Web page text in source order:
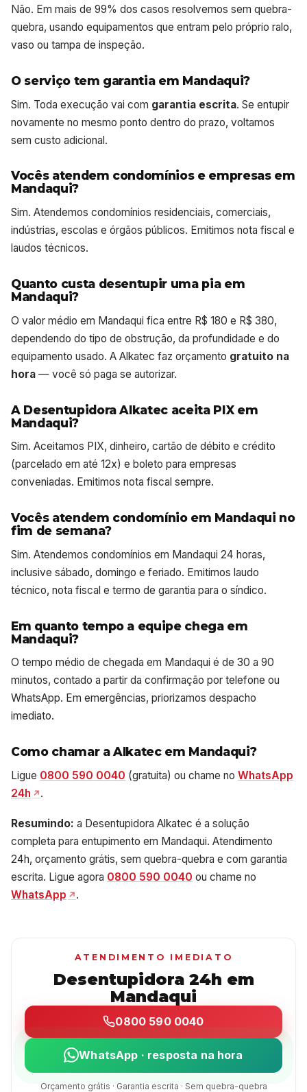
Não. Em mais de 99% dos casos resolvemos sem quebra-
quebra, usando equipamentos que entram pelo próprio ralo,
vaso ou tampa de inspeção.
O serviço tem garantia em Mandaqui?
Sim. Toda execução vai com garantia escrita. Se entupir
novamente no mesmo ponto dentro do prazo, voltamos
sem custo adicional.
Vocês atendem condomínios e empresas em
Mandaqui?
Sim. Atendemos condomínios residenciais, comerciais,
indústrias, escolas e órgãos públicos. Emitimos nota fiscal e
laudos técnicos.
Quanto custa desentupir uma pia em
Mandaqui?
O valor médio em Mandaqui fica entre R$ 180 e R$ 380,
dependendo do tipo de obstrução, da profundidade e do
equipamento usado. A Alkatec faz orçamento gratuito na
hora — você só paga se autorizar.
A Desentupidora Alkatec aceita PIX em
Mandaqui?
Sim. Aceitamos PIX, dinheiro, cartão de débito e crédito
(parcelado em até 12x) e boleto para empresas
conveniadas. Emitimos nota fiscal sempre.
Vocês atendem condomínio em Mandaqui no
fim de semana?
Sim. Atendemos condomínios em Mandaqui 24 horas,
inclusive sábado, domingo e feriado. Emitimos laudo
técnico, nota fiscal e termo de garantia para o síndico.
Em quanto tempo a equipe chega em
Mandaqui?
O tempo médio de chegada em Mandaqui é de 30 a 90
minutos, contado a partir da confirmação por telefone ou
WhatsApp. Em emergências, priorizamos despacho
imediato.
Como chamar a Alkatec em Mandaqui?
Ligue 0800 590 0040 (gratuita) ou chame no WhatsApp
24h
.
Resumindo: a Desentupidora Alkatec é a solução
completa para entupimento em Mandaqui. Atendimento
24h, orçamento grátis, sem quebra-quebra e com garantia
escrita. Ligue agora 0800 590 0040 ou chame no
WhatsApp
.
ATENDIMENTO IMEDIATO
Desentupidora 24h em
Mandaqui
0800 590 0040
WhatsApp · resposta na hora
Orçamento grátis · Garantia escrita · Sem quebra-quebra